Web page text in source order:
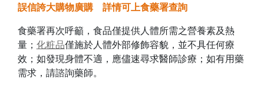
誤信誇大購物廣購 詳情可上食藥署查詢
食藥署再次呼籲，食品僅提供人體所需之營養素及熱
量； 化粧品僅施於人體外部修飾容貌，並不具任何療
效；如發現身體不適，應儘速尋求醫師診療；如有用藥
需求，請諮詢藥師。